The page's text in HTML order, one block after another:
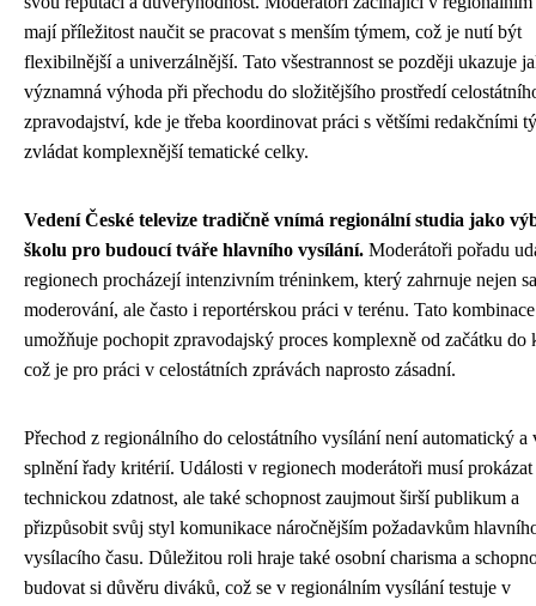
mají příležitost naučit se pracovat s menším týmem, což je nutí být
flexibilnější a univerzálnější. Tato všestrannost se později ukazuje
významná výhoda při přechodu do složitějšího prostředí
zpravodajství, kde je třeba koordinovat práci s většími redakčními
zvládat komplexnější tematické celky.
Vedení České televize tradičně vnímá regionální studia jako
školu pro budoucí tváře hlavního vysílání. Moderátoři pořadu
regionech procházejí intenzivním tréninkem, který zahrnuje nejen
moderování, ale často i reportérskou práci v terénu. Tato
umožňuje pochopit zpravodajský proces komplexně od začátku do
což je pro práci v celostátních zprávách naprosto zásadní.
Přechod z regionálního do celostátního vysílání není automatický a
splnění řady kritérií. Události v regionech moderátoři musí prokázat
technickou zdatnost, ale také schopnost zaujmout širší publikum a
přizpůsobit svůj styl komunikace náročnějším požadavkům
vysílacího času. Důležitou roli hraje také osobní charisma a
budovat si důvěru diváků, což se v regionálním vysílání testuje v